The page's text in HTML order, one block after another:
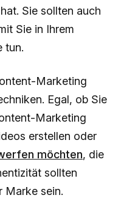
Sie sollten auch
Sie in Ihrem
tun.
Marketing
Egal, ob Sie
Marketing
erstellen oder
möchten, die
sollten
Marke sein.